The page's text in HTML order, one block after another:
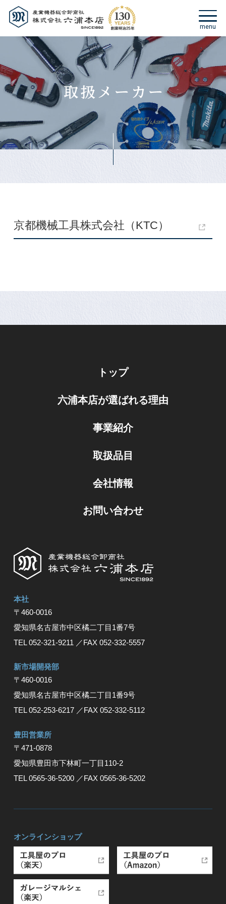
京都機械工具株式会社（KTC）
トップ
六浦本店が選ばれる理由
事業紹介
取扱品目
会社情報
お問い合わせ
本社
〒460-0016
愛知県名古屋市中区橘⼆丁⽬1番7号
TEL 052-321-9211 ／FAX 052-332-5557
新市場開発部
〒460-0016
愛知県名古屋市中区橘二丁目1番9号
TEL 052-253-6217 ／FAX 052-332-5112
豊⽥営業所
〒471-0878
愛知県豊⽥市下林町⼀丁⽬110-2
TEL 0565-36-5200 ／FAX 0565-36-5202
オンラインショップ